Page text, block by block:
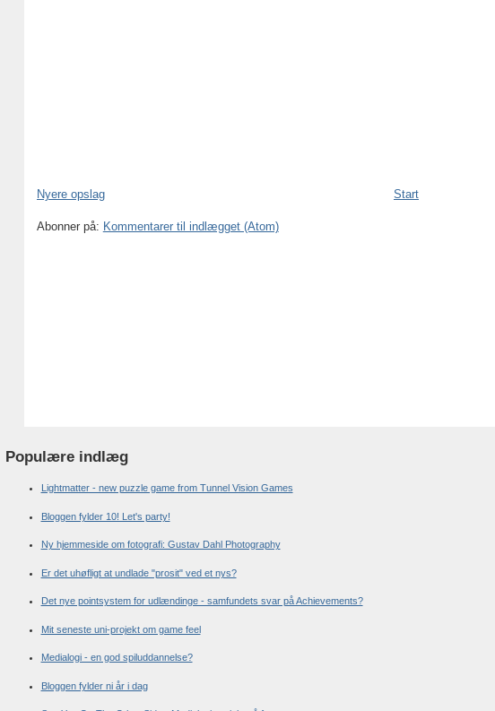
Nyere opslag Start
Abonner på: Kommentarer til indlægget (Atom)
Populære indlæg
Lightmatter - new puzzle game from Tunnel Vision Games
Bloggen fylder 10! Let's party!
Ny hjemmeside om fotografi: Gustav Dahl Photography
Er det uhøfligt at undlade "prosit" ved et nys?
Det nye pointsystem for udlændinge - samfundets svar på Achievements?
Mit seneste uni-projekt om game feel
Medialogi - en god spiluddannelse?
Bloggen fylder ni år i dag